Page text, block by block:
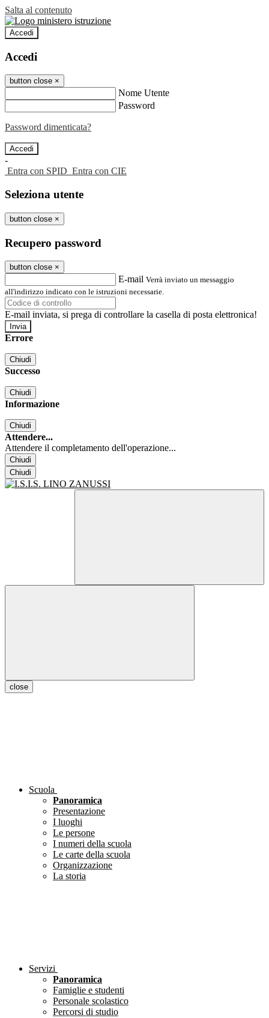
Salta al contenuto
Accedi
Accedi
button close ×
Nome Utente
Password
Password dimenticata?
-
Entra con SPID Entra con CIE
Seleziona utente
button close ×
Recupero password
button close ×
E-mail Verrà inviato un messaggio
all'indirizzo indicato con le istruzioni necessarie.
E-mail inviata, si prega di controllare la casella di posta elettronica!
Errore
Chiudi
Successo
Chiudi
Informazione
Chiudi
Attendere...
Attendere il completamento dell'operazione...
Chiudi
Chiudi
close
Scuola
Panoramica
Presentazione
I luoghi
Le persone
I numeri della scuola
Le carte della scuola
Organizzazione
La storia
Servizi
Panoramica
Famiglie e studenti
Personale scolastico
Percorsi di studio